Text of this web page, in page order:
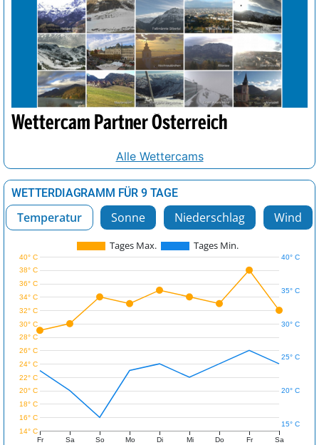
Wettercam Partner Österreich
Alle Wettercams
WETTERDIAGRAMM FÜR 9 TAGE
Temperatur Sonne Niederschlag Wind
Tages Max. Tages Min.
Fr Sa So Mo Di Mi Do Fr Sa
14° C
16° C
18° C
20° C
22° C
24° C
26° C
28° C
30° C
32° C
34° C
36° C
38° C
40° C
15° C
20° C
25° C
30° C
35° C
40° C